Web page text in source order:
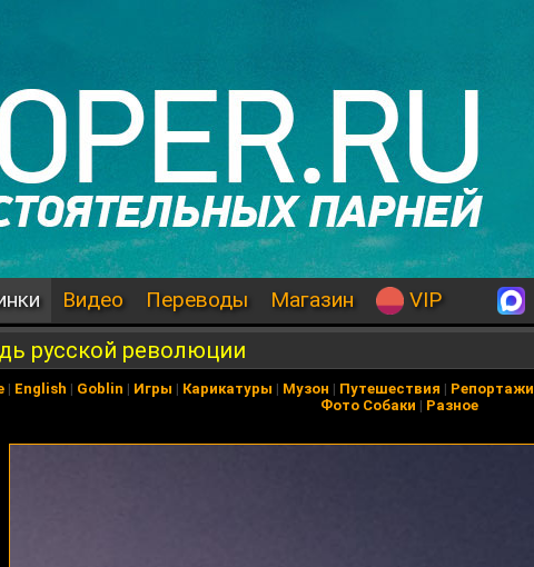
Видео Переводы Магазин VIP
русской революции
| English | Goblin | Игры | Карикатуры | Музон | Путешествия | Репортажи
Фото Собаки | Разное